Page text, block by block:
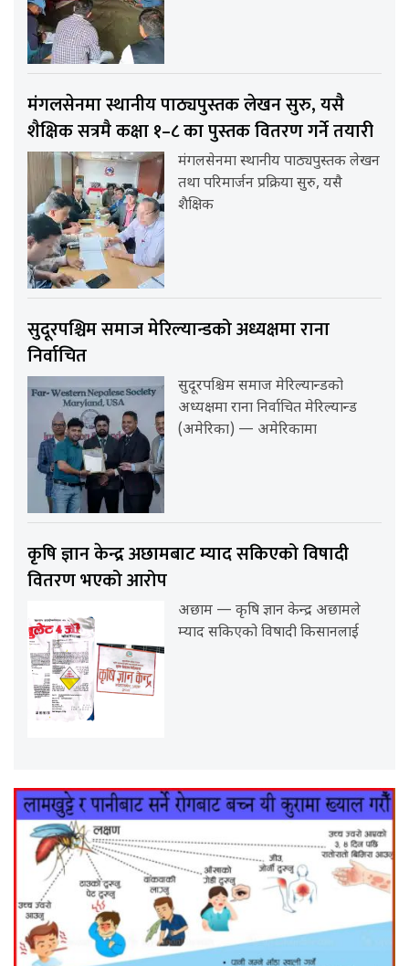
मंगलसेनमा स्थानीय पाठ्यपुस्तक लेखन सुरु, यसै
शैक्षिक सत्रमै कक्षा १–८ का पुस्तक वितरण गर्ने तयारी
मंगलसेनमा स्थानीय पाठ्यपुस्तक लेखन
तथा परिमार्जन प्रक्रिया सुरु, यसै
शैक्षिक
सुदूरपश्चिम समाज मेरिल्यान्डको अध्यक्षमा राना
निर्वाचित
सुदूरपश्चिम समाज मेरिल्यान्डको
अध्यक्षमा राना निर्वाचित मेरिल्यान्ड
(अमेरिका) — अमेरिकामा
कृषि ज्ञान केन्द्र अछामबाट म्याद सकिएको विषादी
वितरण भएको आरोप
अछाम — कृषि ज्ञान केन्द्र अछामले
म्याद सकिएको विषादी किसानलाई